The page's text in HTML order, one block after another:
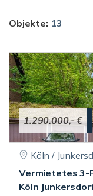
Objekte: 13
1.290.000,- €
Köln /
Vermietetes 3-
Köln